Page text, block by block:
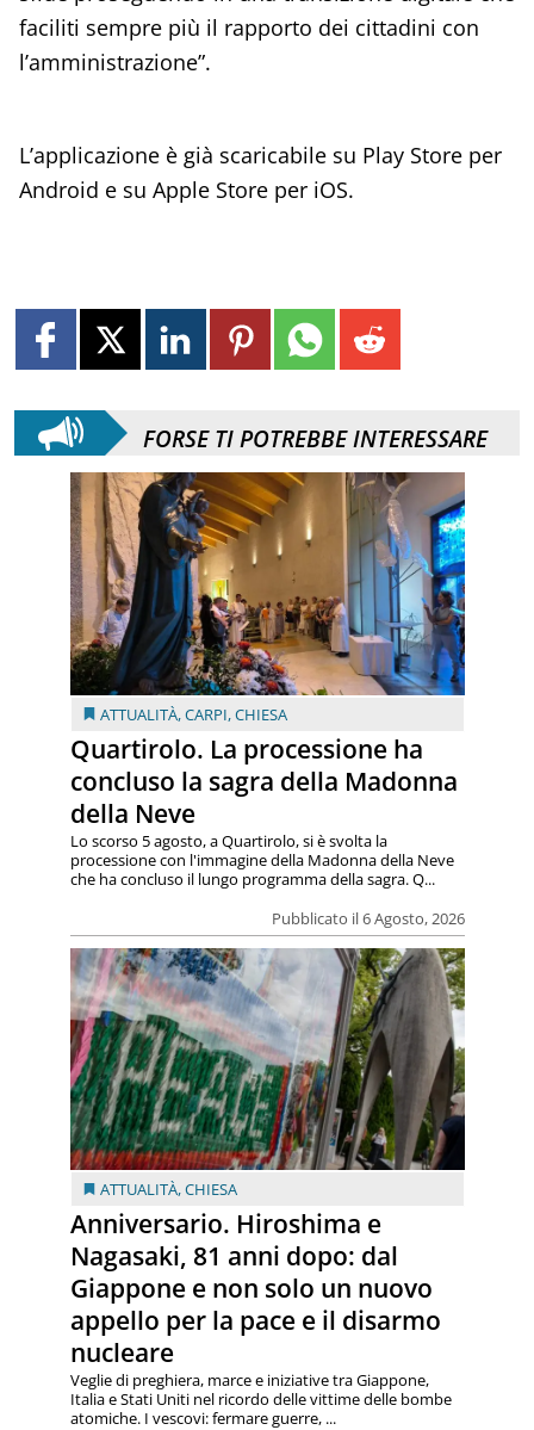
faciliti sempre più il rapporto dei cittadini con
l’amministrazione”.
L’applicazione è già scaricabile su Play Store per
Android e su Apple Store per iOS.
FORSE TI POTREBBE INTERESSARE
ATTUALITÀ,CARPI,CHIESA
Quartirolo. La processione ha
concluso la sagra della Madonna
della Neve
Pubblicato il 6 Agosto, 2026
Lo scorso 5 agosto, a Quartirolo, si è svolta la
processione con l'immagine della Madonna della Neve
che ha concluso il lungo programma della sagra. Q...
ATTUALITÀ,CHIESA
Anniversario. Hiroshima e
Nagasaki, 81 anni dopo: dal
Giappone e non solo un nuovo
appello per la pace e il disarmo
nucleare
Veglie di preghiera, marce e iniziative tra Giappone,
Italia e Stati Uniti nel ricordo delle vittime delle bombe
atomiche. I vescovi: fermare guerre, ...